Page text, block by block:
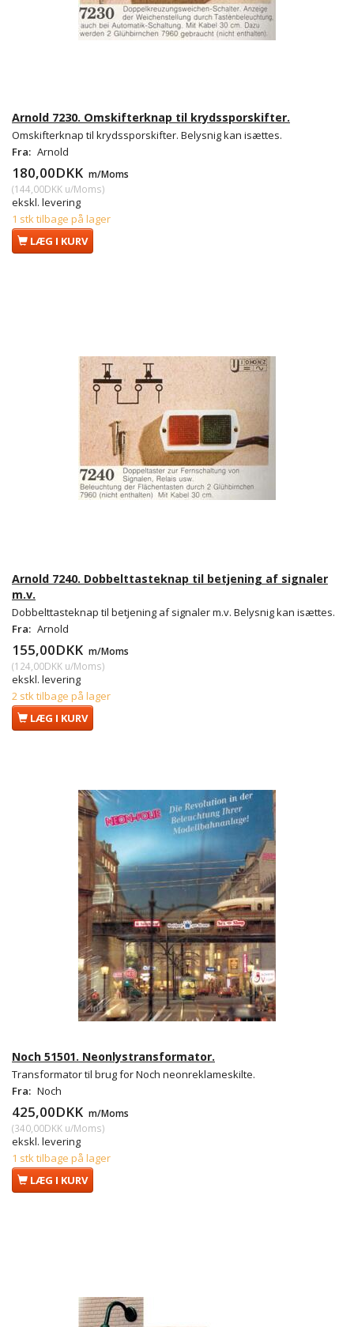
Arnold 7230. Omskifterknap til krydssporskifter.
Omskifterknap til krydssporskifter. Belysnig kan isættes.
Fra: Arnold
180,00DKK m/Moms
(144,00DKK u/Moms)
ekskl. levering
1 stk tilbage på lager
LÆG I KURV
Arnold 7240. Dobbelttasteknap til betjening af signaler
m.v.
Dobbelttasteknap til betjening af signaler m.v. Belysnig kan isættes.
Fra: Arnold
155,00DKK m/Moms
(124,00DKK u/Moms)
ekskl. levering
2 stk tilbage på lager
LÆG I KURV
Noch 51501. Neonlystransformator.
Transformator til brug for Noch neonreklameskilte.
Fra: Noch
425,00DKK m/Moms
(340,00DKK u/Moms)
ekskl. levering
1 stk tilbage på lager
LÆG I KURV